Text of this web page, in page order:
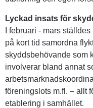
Lyckad insats för
I februari - mars
på kort tid samordna
skyddsbehövande som
involverar bland annat
föreningslots m.fl. – allt
etablering i samhället.